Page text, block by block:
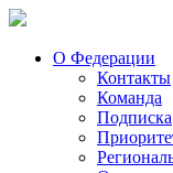
О Федерации
Контакты
Команда
Подписка